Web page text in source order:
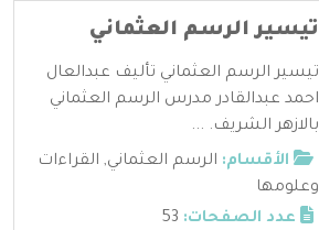
تيسير الرسم العثماني
تيسير الرسم العثماني تأليف عبدالعال
احمد عبدالقادر مدرس الرسم العثماني
بالازهر الشريف. ...
الأقسام: الرسم العثماني, القراءات
وعلومها
عدد الصفحات: